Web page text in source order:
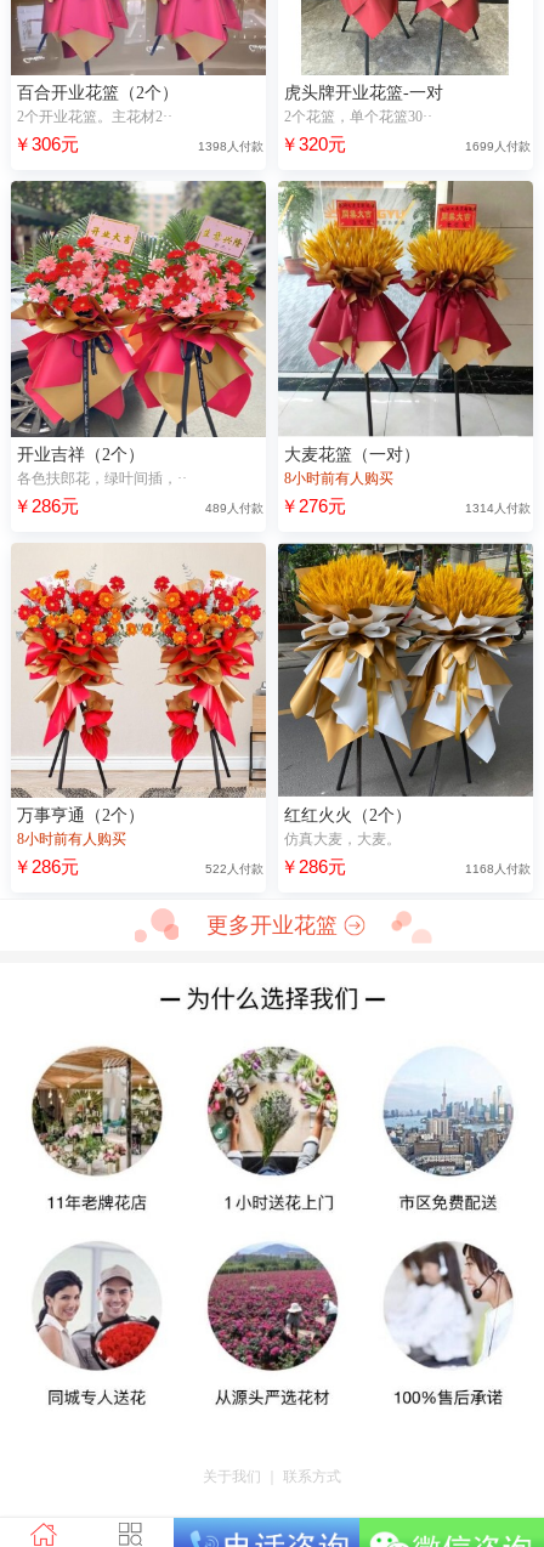
百合开业花篮（2个）
2个开业花篮。主花材2··
￥306元 1398人付款
虎头牌开业花篮-一对
2个花篮，单个花篮30··
￥320元 1699人付款
开业吉祥（2个）
各色扶郎花，绿叶间插，··
￥286元 489人付款
大麦花篮（一对）
8小时前有人购买
￥276元 1314人付款
万事亨通（2个）
8小时前有人购买
￥286元 522人付款
红红火火（2个）
仿真大麦，大麦。
￥286元 1168人付款
更多开业花篮
关于我们 联系方式
版权所有：荣昌区昌州街道爱神鲜花店 地址：重庆市荣昌区昌州街道迎宾大道
南段3号35幢4-20 电话：tel023-46761716